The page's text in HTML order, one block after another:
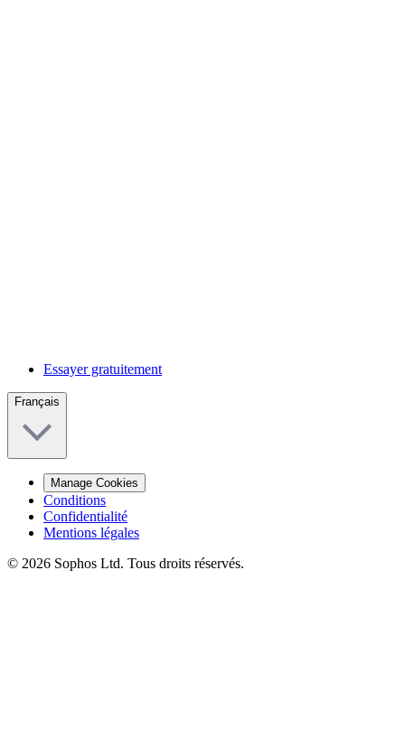
Essayer gratuitement
Français
Manage Cookies
Conditions
Confidentialité
Mentions légales
© 2026 Sophos Ltd. Tous droits réservés.